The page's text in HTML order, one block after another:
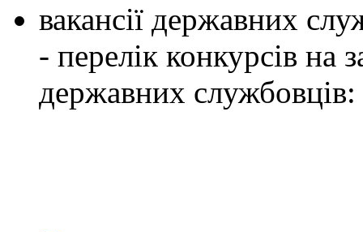
вакансії державних
- перелік конкурсів на
державних службовців: